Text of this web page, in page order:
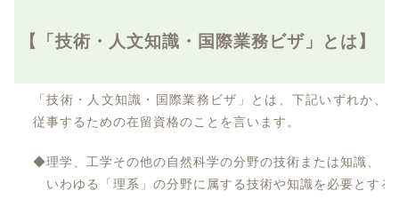
【「技術・人文知識・国際業務ビザ」とは】
「技術・人文知識・国際業務ビザ」とは、下記いずれか、
従事するための在留資格のことを言います。
◆理学、工学その他の自然科学の分野の技術または知識、
いわゆる「理系」の分野に属する技術や知識を必要とする